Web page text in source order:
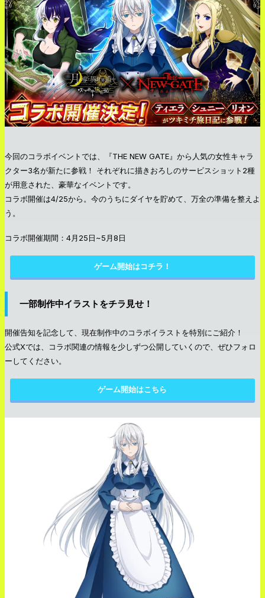
今回のコラボイベントでは、『THE NEW GATE』から人気の女性キャラ
クター3名が新たに参戦！ それぞれに描きおろしのサービスショット2種
が用意された、豪華なイベントです。
コラボ開催は4/25から。今のうちにダイヤを貯めて、万全の準備を整えよ
う。
コラボ開催期間：4月25日~5月8日
ゲーム開始はコチラ！
一部制作中イラストをチラ見せ！
開催告知を記念して、現在制作中のコラボイラストを特別にご紹介！
公式Xでは、コラボ関連の情報を少しずつ公開していくので、ぜひフォロ
ーしてください。
ゲーム開始はこちら